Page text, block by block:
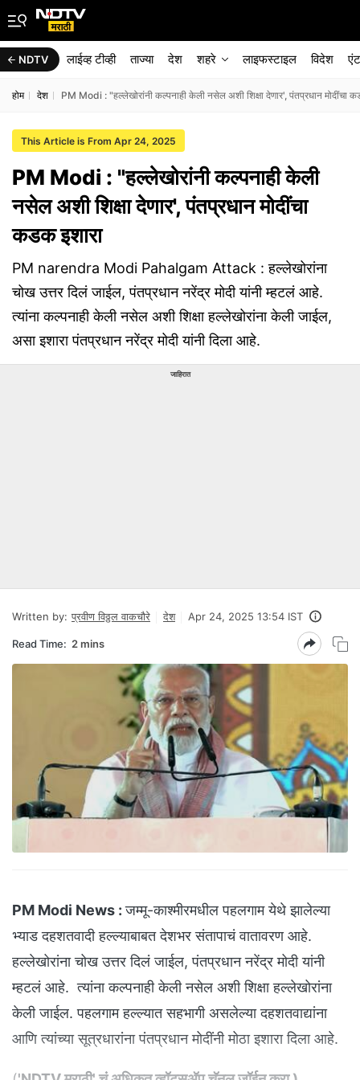
NDTV लाईव्ह टीव्ही ताज्या देश शहरे लाइफस्टाइल विदेश
होम देश PM Modi : "हल्लेखोरांनी कल्पनाही केली नसेल अशी शिक्षा देणार', पंतप्रधान मोदींचा
This Article is From Apr 24, 2025
PM Modi : "हल्लेखोरांनी कल्पनाही केली
नसेल अशी शिक्षा देणार', पंतप्रधान मोदींचा
कडक इशारा
PM narendra Modi Pahalgam Attack : हल्लेखोरांना
चोख उत्तर दिलं जाईल, पंतप्रधान नरेंद्र मोदी यांनी म्हटलं आहे.
त्यांना कल्पनाही केली नसेल अशी शिक्षा हल्लेखोरांना केली जाईल,
असा इशारा पंतप्रधान नरेंद्र मोदी यांनी दिला आहे.
जाहिरात
Written by: प्रवीण विठ्ठल वाकचौरे देश Apr 24, 2025 13:54 IST
Read Time: 2 mins
PM Modi News :जम्मू-काश्मीरमधील पहलगाम येथे झालेल्या
भ्याड दहशतवादी हल्ल्याबाबत देशभर संतापाचं वातावरण आहे.
हल्लेखोरांना चोख उत्तर दिलं जाईल, पंतप्रधान नरेंद्र मोदी यांनी
म्हटलं आहे. त्यांना कल्पनाही केली नसेल अशी शिक्षा हल्लेखोरांना
केली जाईल. पहलगाम हल्ल्यात सहभागी असलेल्या दहशतवाद्यांना
आणि त्यांच्या सूत्रधारांना पंतप्रधान मोदींनी मोठा इशारा दिला आहे.